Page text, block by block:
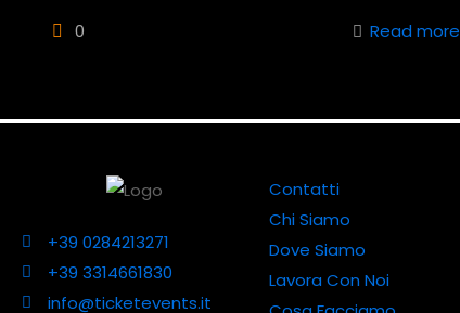
0 Read more
+39 0284213271
+39 3314661830
info@ticketevents.it
Contatti
Chi Siamo
Dove Siamo
Lavora Con Noi